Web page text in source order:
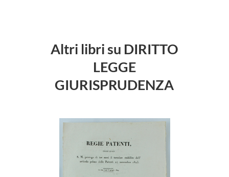
Altri libri su DIRITTO
LEGGE
GIURISPRUDENZA